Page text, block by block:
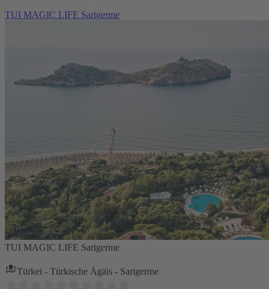
TUI MAGIC LIFE Sarigerme
TUI MAGIC LIFE Sarigerme
Türkei - Türkische Ägäis - Sarigerme